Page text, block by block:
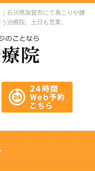
石川県加賀市にて肩こりや腰
治療院。土日も営業。